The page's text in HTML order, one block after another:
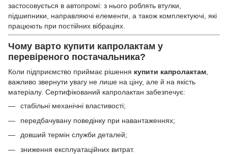
застосовується в автопромі: з нього роблять втулки,
підшипники, направляючі елементи, а також комплектуючі, які
працюють при постійних вібраціях.
Чому варто купити капролактам у
перевіреного постачальника?
Коли підприємство приймає рішення купити капролактам,
важливо звернути увагу не лише на ціну, але й на якість
матеріалу. Сертифікований капролактан забезпечує:
стабільні механічні властивості;
передбачувану поведінку при навантаженнях;
довший термін служби деталей;
зниження експлуатаційних витрат.